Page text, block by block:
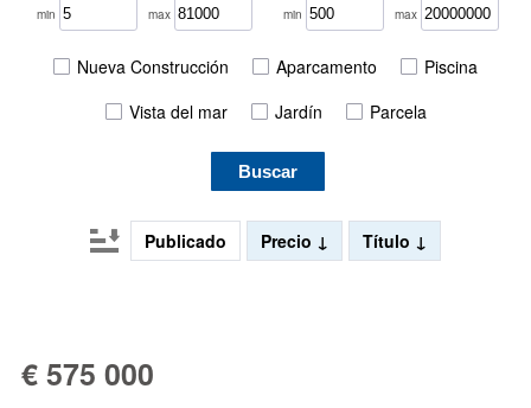
min max min max
Nueva Construcción Aparcamento
Piscina
Vista del mar
Jardín Parcela
Buscar
Publicado Precio Título
€ 575 000